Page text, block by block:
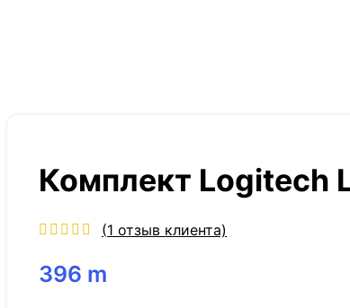
Комплект Logitech
(1 отзыв клиента)
396 m